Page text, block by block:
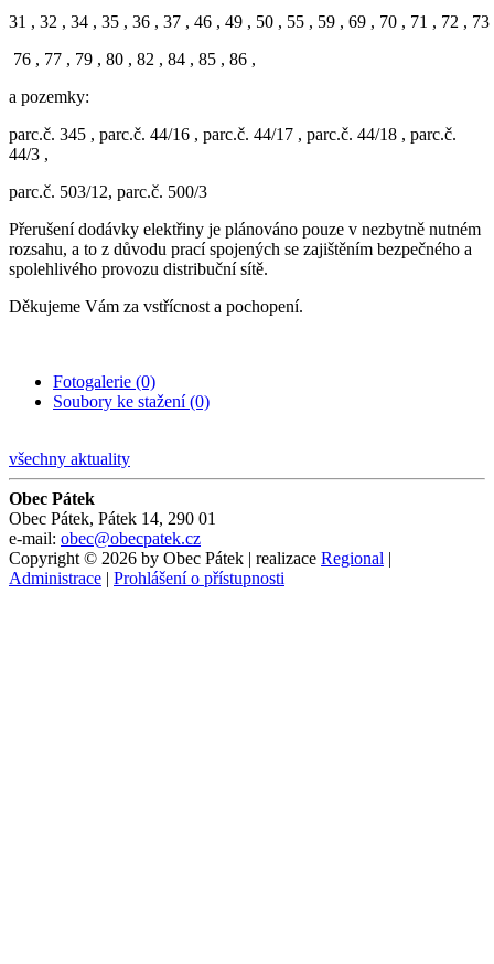
31 , 32 , 34 , 35 , 36 , 37 , 46 , 49 , 50 , 55 , 59 , 69 , 70 , 71 , 72 , 73
76 , 77 , 79 , 80 , 82 , 84 , 85 , 86 ,
a pozemky:
parc.č. 345 , parc.č. 44/16 , parc.č. 44/17 , parc.č. 44/18 , parc.č.
44/3 ,
parc.č. 503/12, parc.č. 500/3
Přerušení dodávky elektřiny je plánováno pouze v nezbytně nutném
rozsahu, a to z důvodu prací spojených se zajištěním bezpečného a
spolehlivého provozu distribuční sítě.
Děkujeme Vám za vstřícnost a pochopení.
Fotogalerie (0)
Soubory ke stažení (0)
všechny aktuality
Obec Pátek
Obec Pátek, Pátek 14, 290 01
e-mail: obec@obecpatek.cz
Copyright © 2026 by Obec Pátek | realizace Regional |
Administrace | Prohlášení o přístupnosti